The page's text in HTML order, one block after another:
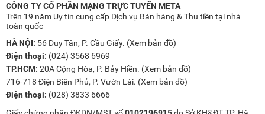
CÔNG TY CỔ PHẦN MẠNG TRỰC TUYẾN META
Trên 19 năm Uy tín cung cấp Dịch vụ Bán hàng & Thu tiền tại nhà
toàn quốc
HÀ NỘI: 56 Duy Tân, P. Cầu Giấy. (Xem bản đồ)
Điện thoại: (024) 3568 6969
TP.HCM: 20A Cộng Hòa, P. Bảy Hiền. (Xem bản đồ)
716-718 Điện Biên Phủ, P. Vườn Lài. (Xem bản đồ)
Điện thoại: (028) 3833 6666